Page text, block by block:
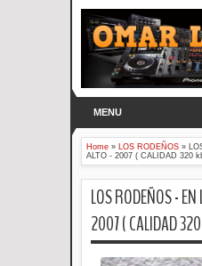
MENU
Home » LOS RODEÑOS »
ALTO - 2007 ( CALIDAD 320
LOS RODEÑOS - EN
2007 ( CALIDAD